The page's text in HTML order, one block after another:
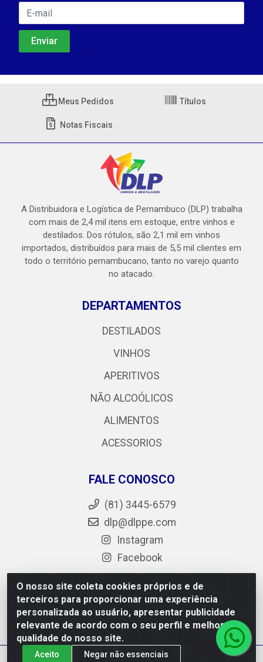
O nosso site coleta cookies próprios e de
terceiros para proporcionar uma experiência
personalizada ao usuário, apresentar publicidade
relevante de acordo com o seu perfil e melhorar a
qualidade do nosso site.
Aceito Negar não essenciais
Meus Pedidos Títulos
Notas Fiscais
A Distribuidora e Logística de Pernambuco (DLP) trabalha
com mais de 2,4 mil itens em estoque, entre vinhos e
destilados. Dos rótulos, são 2,1 mil em vinhos
importados, distribuídos para mais de 5,5 mil clientes em
todo o território pernambucano, tanto no varejo quanto
no atacado.
DEPARTAMENTOS
DESTILADOS
VINHOS
APERITIVOS
NÃO ALCOÓLICOS
ALIMENTOS
ACESSORIOS
FALE CONOSCO
(81) 3445-6579
dlp@dlppe.com
Instagram
Facebook
DLP - AV. Engenheiro Abdias de Carvalho, 962 - Bongi -
PE - CEP 50.640-525 - CNPJ 05.429.222/0001-48